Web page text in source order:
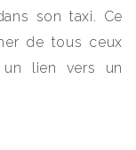
son taxi. Ce
de tous ceux
un lien vers un